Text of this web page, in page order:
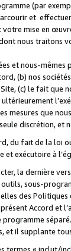
(par
et
mise en
nous traitons
et nous-
(b) nos
(c) le fait que
mesures que
discrétion,
du fait de la loi
exécutoire à
la dernière
sous-
des
Accord et
il supplante